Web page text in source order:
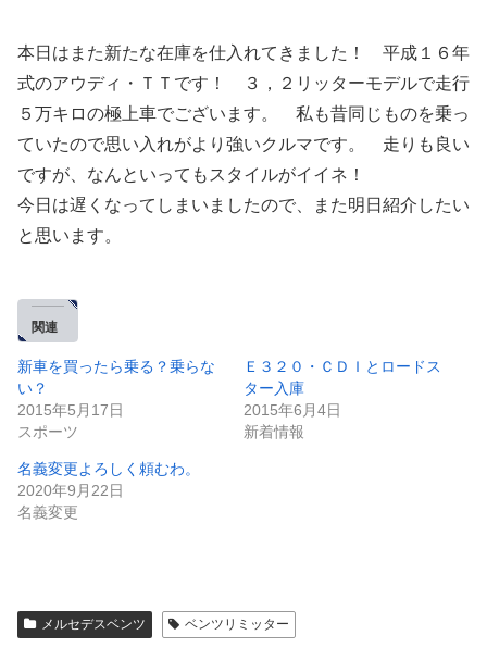
本日はまた新たな在庫を仕入れてきました！ 平成１６年
式のアウディ・ＴＴです！ ３，２リッターモデルで走行
５万キロの極上車でございます。 私も昔同じものを乗っ
ていたので思い入れがより強いクルマです。 走りも良い
ですが、なんといってもスタイルがイイネ！
今日は遅くなってしまいましたので、また明日紹介したい
と思います。
関連
新車を買ったら乗る？乗らな
い？
2015年5月17日
スポーツ
Ｅ３２０・ＣＤＩとロードス
ター入庫
2015年6月4日
新着情報
名義変更よろしく頼むわ。
2020年9月22日
名義変更
メルセデスベンツ ベンツリミッター